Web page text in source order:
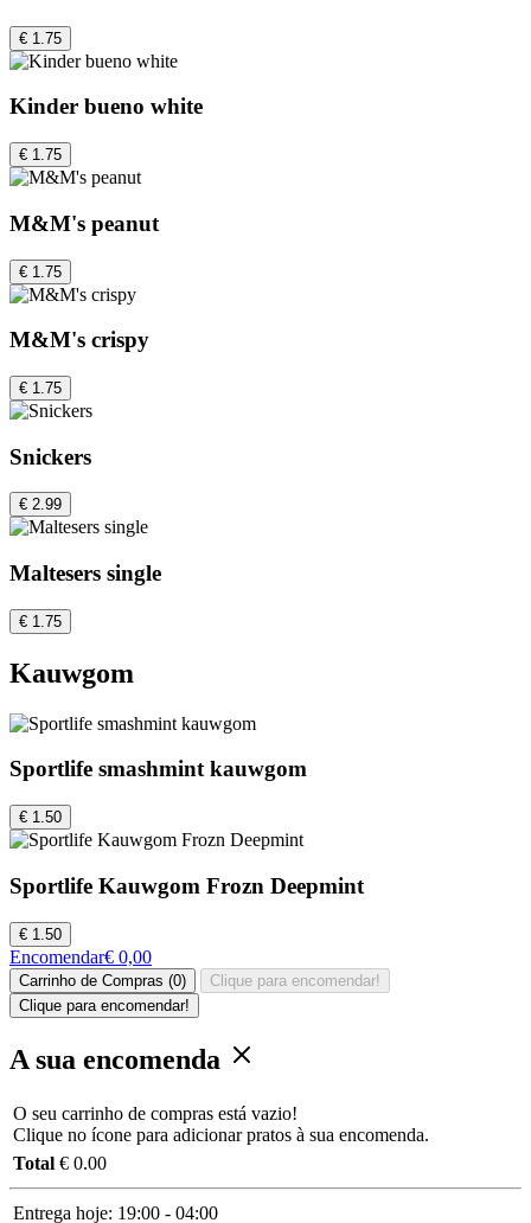
€ 1.75
Kinder bueno white
€ 1.75
M&M's peanut
€ 1.75
M&M's crispy
€ 1.75
Snickers
€ 2.99
Maltesers single
€ 1.75
Kauwgom
Sportlife smashmint kauwgom
€ 1.50
Sportlife Kauwgom Frozn Deepmint
€ 1.50
Encomendar€ 0,00
Carrinho de Compras (0)
Clique para encomendar!
Clique para encomendar!
A sua encomenda
O seu carrinho de compras está vazio!
Clique no ícone para adicionar pratos à sua encomenda.
Total € 0.00
Entrega hoje: 19:00 - 04:00